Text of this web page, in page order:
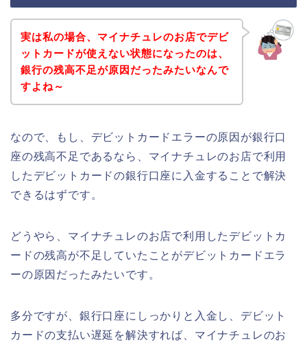
実は私の場合、マイナチュレのお店でデビ
ットカードが使えない状態になったのは、
銀行の残高不足が原因だったみたいなんで
すよね～
なので、もし、デビットカードエラーの原因が銀行口
座の残高不足であるなら、マイナチュレのお店で利用
したデビットカードの銀行口座に入金することで解決
できるはずです。
どうやら、マイナチュレのお店で利用したデビットカ
ードの残高が不足していたことがデビットカードエラ
ーの原因だったみたいです。
多分ですが、銀行口座にしっかりと入金し、デビット
カードの支払い遅延を解決すれば、マイナチュレのお